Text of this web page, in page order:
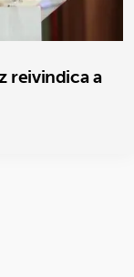
reivindica a